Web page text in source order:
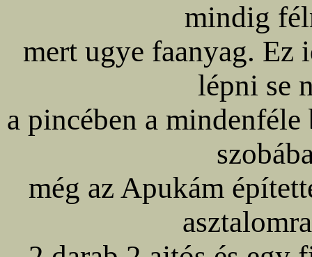
mindig
mert ugye faanyag. Ez
lépni se
a pincében a
még az Apukám